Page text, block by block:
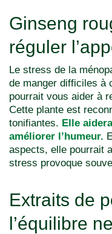
Ginseng
réguler
Le stress de la
de manger difficiles à
pourrait vous aider à
Cette plante est
tonifiantes. Elle
améliorer l’humeur.
aspects, elle pourrait
stress provoque
Extraits de
l’équilibre